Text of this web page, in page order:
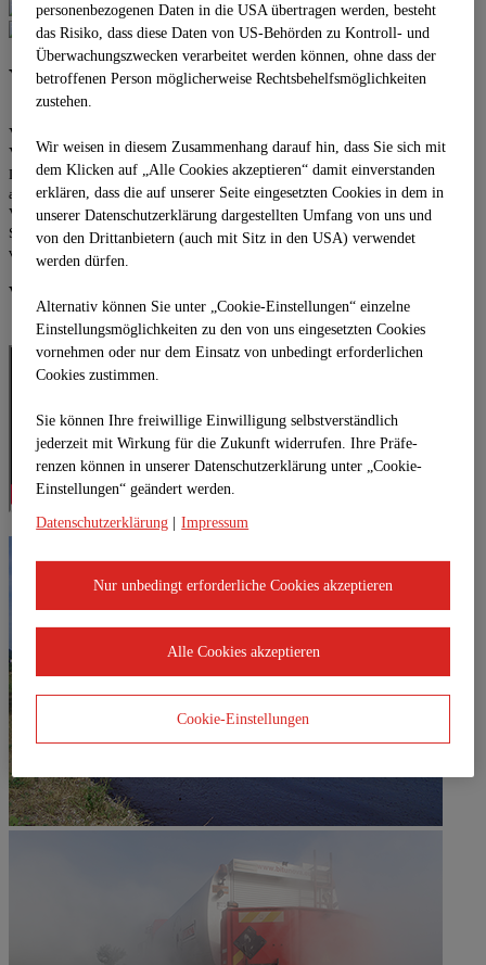
Vorspritzen
Vorspritzen dient der Erhaltung der Straßensubstanz für
Verkehrsflächen aller Art.
Dieses Verfahren wird bei alten Asphaltschichten, gefräster Unterlagen, sowie
auch bei neuen Asphaltschichten eingesetzt und dient als kraftschlüssige
Verbindungen der einzelnen Lagen. Das Auftragen erfolgt durch mobile
Spritzrampen. Bei Kleinstellen kann auch manuell mittels Sprühlanze
vorgespritzt werden.
VIDEO
personenbezogenen Daten in die USA übertragen werden, besteht
das Risiko, dass diese Daten von US-Behörden zu Kontroll- und
Überwachungszwecken verarbeitet werden können, ohne dass der
betroffenen Person möglicherweise Rechtsbehelfsmöglichkeiten
zustehen.
Wir weisen in diesem Zusammenhang darauf hin, dass Sie sich mit
dem Klicken auf „Alle Cookies akzeptieren“ damit ein­ver­standen
erklären, dass die auf unserer Seite eingesetzten Cookies in dem in
unserer Datenschutzerklärung dargestellten Umfang von uns und
von den Drittanbietern (auch mit Sitz in den USA) verwendet
werden dürfen.
Alternativ können Sie unter „Cookie-Einstellungen“ einzelne
Einstellungsmöglichkeiten zu den von uns eingesetzten Cookies
vornehmen oder nur dem Einsatz von unbedingt erforderlichen
Cookies zustimmen.
Sie können Ihre freiwillige Einwilligung selbstverständlich
jederzeit mit Wirkung für die Zukunft widerrufen. Ihre Prä­fe­
renzen können in unserer Datenschutzerklärung unter „Cookie-
Einstellungen“ geändert werden.
Datenschutzerklärung | Impressum
Nur unbedingt erforderliche Cookies akzeptieren
Alle Cookies akzeptieren
Cookie-Einstellungen